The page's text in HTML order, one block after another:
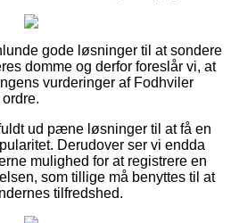
gode løsninger til at sondere
domme og derfor foreslår vi, at
vurderinger af Fodhviler
ud pæne løsninger til at få en
Derudover ser vi endda
mulighed for at registrere en
som tillige må benyttes til at
tilfredshed.